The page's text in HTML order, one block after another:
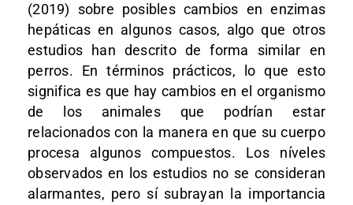
(2019) sobre posibles cambios en enzimas
hepáticas en algunos casos, algo que otros
estudios han descrito de forma similar en
perros. En términos prácticos, lo que esto
significa es que hay cambios en el organismo
de los animales que podrían estar
relacionados con la manera en que su cuerpo
procesa algunos compuestos. Los níveles
observados en los estudios no se consideran
alarmantes, pero sí subrayan la importancia